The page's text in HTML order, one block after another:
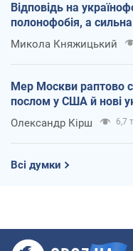
Відповідь на
полонофобія, а
Микола Княжицький
Мер Москви раптово
послом у США й нові
Олександр Кірш 6,7
Всі думки